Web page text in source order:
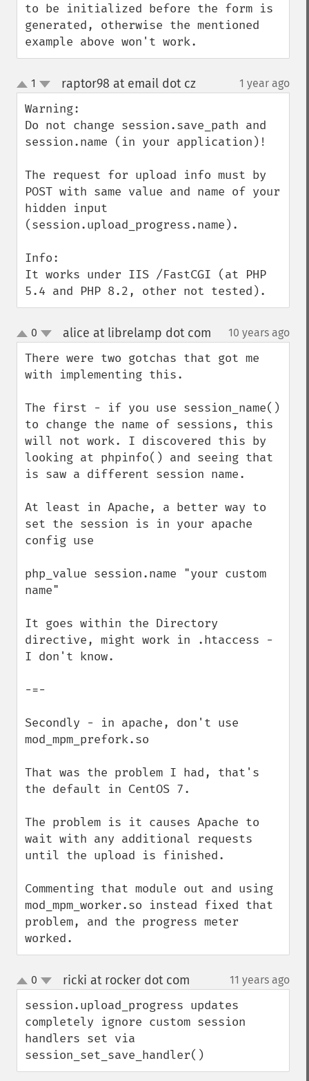
to be initialized before the form is
generated, otherwise the mentioned
example above won't work.
up
down
1 raptor98 at email dot cz¶ 1 year ago
Warning:
Do not change session.save_path and
session.name (in your application)!
The request for upload info must by
POST with same value and name of your
hidden input
(session.upload_progress.name).
Info:
It works under IIS /FastCGI (at PHP
5.4 and PHP 8.2, other not tested).
up
down
0 alice at librelamp dot com 10 years ago
There were two gotchas that got me
with implementing this.
The first - if you use session_name()
to change the name of sessions, this
will not work. I discovered this by
looking at phpinfo() and seeing that
is saw a different session name.
At least in Apache, a better way to
set the session is in your apache
config use
php_value session.name "your custom
name"
It goes within the Directory
directive, might work in .htaccess -
I don't know.
-=-
Secondly - in apache, don't use
mod_mpm_prefork.so
That was the problem I had, that's
the default in CentOS 7.
The problem is it causes Apache to
wait with any additional requests
until the upload is finished.
Commenting that module out and using
mod_mpm_worker.so instead fixed that
problem, and the progress meter
worked.
up
down
0 ricki at rocker dot com 11 years ago
session.upload_progress updates
completely ignore custom session
handlers set via
session_set_save_handler()